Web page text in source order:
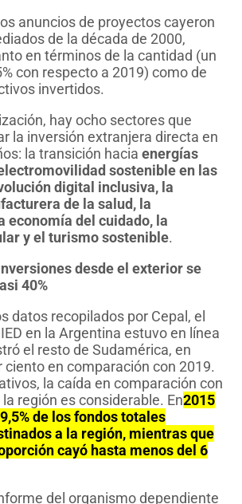
anuncios de proyectos cayeron
de la década de 2000,
en términos de la cantidad (un
con respecto a 2019) como de
invertidos.
hay ocho sectores que
la inversión extranjera directa en
la transición hacia energías
sostenible en las
digital inclusiva, la
de la salud, la
economía del cuidado, la
y el turismo sostenible.
desde el exterior se
40%
datos recopilados por Cepal, el
en la Argentina estuvo en línea
el resto de Sudamérica, en
ciento en comparación con 2019.
la caída en comparación con
región es considerable. En2015
de los fondos totales
a la región, mientras que
cayó hasta menos del 6
del organismo dependiente